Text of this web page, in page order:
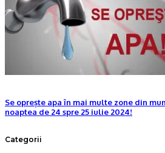
Se oprește apa în mai multe zone din
noaptea de 24 spre 25 iulie 2024!
Categorii